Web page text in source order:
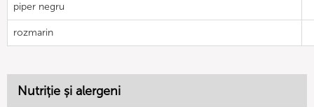
piper negru
rozmarin
Nutriție și alergeni